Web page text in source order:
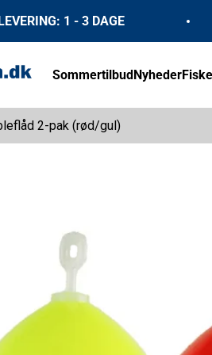
1 - 3 DAGE
SommertilbudNyheder
2-pak (rød/gul)